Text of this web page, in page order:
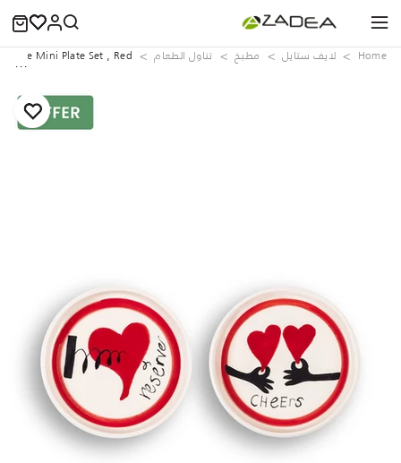
Home لايف ستايل مطبخ تناول الطعام Love Mini Plate Set , Red